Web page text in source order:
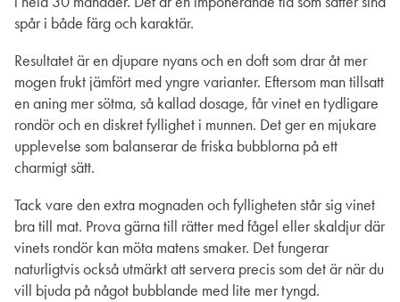
spår i både färg och karaktär.
Resultatet är en djupare nyans och en doft som drar åt mer
mogen frukt jämfört med yngre varianter. Eftersom man tillsatt
en aning mer sötma, så kallad dosage, får vinet en tydligare
rondör och en diskret fyllighet i munnen. Det ger en mjukare
upplevelse som balanserar de friska bubblorna på ett
charmigt sätt.
Tack vare den extra mognaden och fylligheten står sig vinet
bra till mat. Prova gärna till rätter med fågel eller skaldjur där
vinets rondör kan möta matens smaker. Det fungerar
naturligtvis också utmärkt att servera precis som det är när du
vill bjuda på något bubblande med lite mer tyngd.